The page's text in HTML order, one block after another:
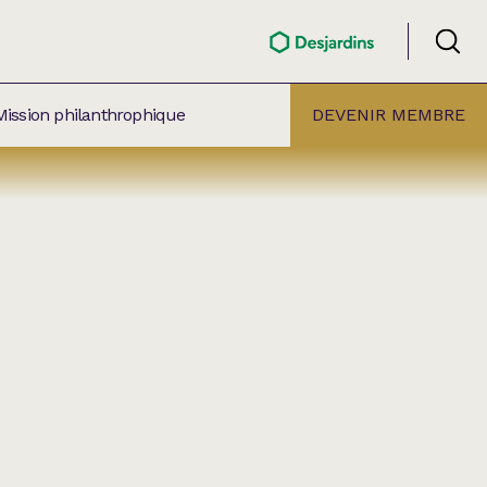
philanthrophique DEVENIR MEMBRE